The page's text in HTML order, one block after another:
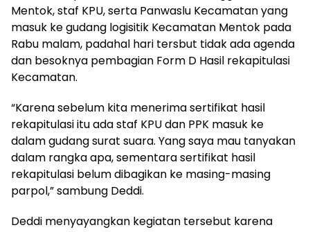
Mentok, staf KPU, serta Panwaslu Kecamatan yang
masuk ke gudang logisitik Kecamatan Mentok pada
Rabu malam, padahal hari tersbut tidak ada agenda
dan besoknya pembagian Form D Hasil rekapitulasi
Kecamatan.
“Karena sebelum kita menerima sertifikat hasil
rekapitulasi itu ada staf KPU dan PPK masuk ke
dalam gudang surat suara. Yang saya mau tanyakan
dalam rangka apa, sementara sertifikat hasil
rekapitulasi belum dibagikan ke masing-masing
parpol,” sambung Deddi.
Deddi menyayangkan kegiatan tersebut karena